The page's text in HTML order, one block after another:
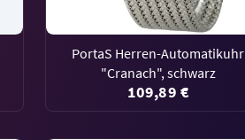
PortaS Herren-Automatikuhr
"Cranach", schwarz
109,89 €